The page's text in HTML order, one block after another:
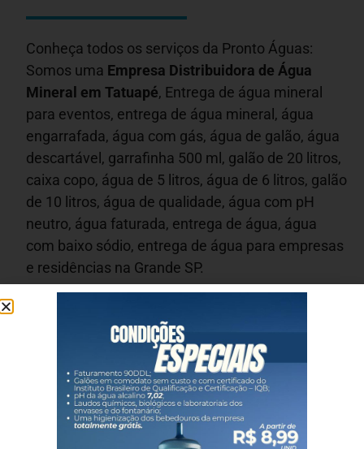
Conheça todos os serviços da Pronto Águas:
Somos uma Empresa Distribuidora de Água
Mineral em Tatuapé, Entrega de água mineral
para eventos, entrega de água mineral, água
engarrafada, água com gás, água de galão, água
descartável, garrafinha 500 ml, galão de 20 litros,
caixa copo, água de 5 litros, água de 6 litros, galão
de 10 litros, água de qualidade, água com pH
neutro, água faturada, entrega de água, água
com baixo sódio, entrega de água para empresas
e residências na Grande SP.